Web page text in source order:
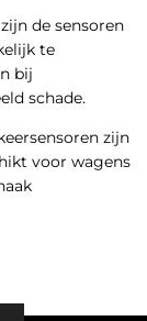
de sensoren
te
bij
schade.
zijn
voor wagens